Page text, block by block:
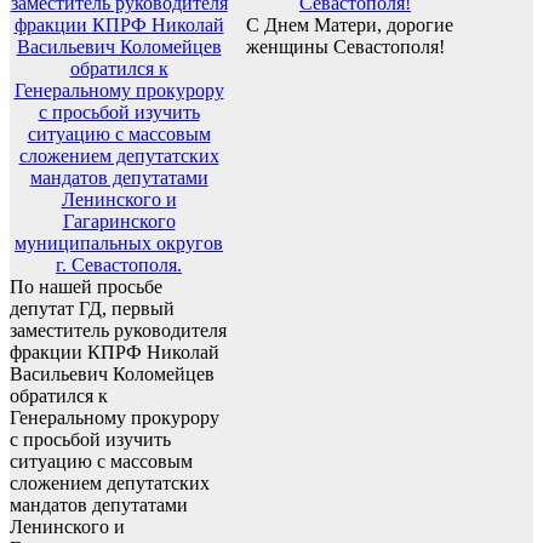
По нашей просьбе
депутат ГД, первый
заместитель руководителя
фракции КПРФ Николай
Васильевич Коломейцев
обратился к
Генеральному прокурору
с просьбой изучить
ситуацию с массовым
сложением депутатских
мандатов депутатами
Ленинского и
С Днем Матери, дорогие
женщины Севастополя!